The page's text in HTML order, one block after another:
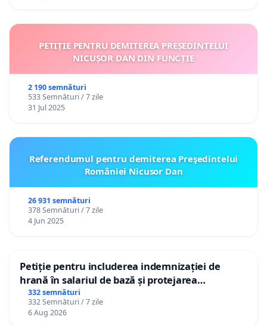
PETIȚIE PENTRU DEMITEREA PREȘEDINTELUI
NICUȘOR DAN DIN FUNCȚIE
2 190 semnături
533 Semnături / 7 zile
31 Jul 2025
Referendumul pentru demiterea Preşedintelui
României Nicusor Dan
26 931 semnături
378 Semnături / 7 zile
4 Jun 2025
Petiție pentru includerea indemnizației de
hrană în salariul de bază și protejarea
gradațiilor de vechime pentru asistenții
personali
332 semnături
332 Semnături / 7 zile
6 Aug 2026